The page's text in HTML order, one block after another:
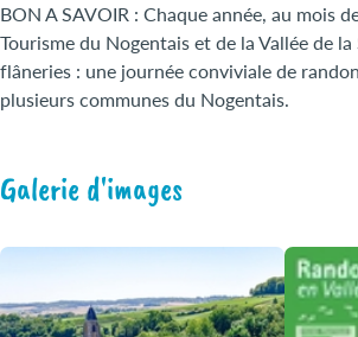
BON A SAVOIR : Chaque année, au mois
Tourisme du Nogentais et de la Vallée de la
flâneries : une journée conviviale de
plusieurs communes du Nogentais.
Galerie d'images